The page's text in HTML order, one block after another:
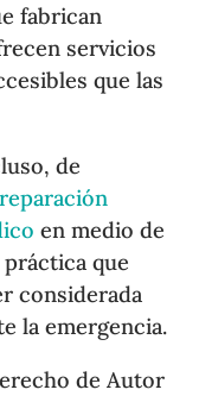
fabrican
servicios
que las
de
en medio de
práctica que
considerada
la emergencia.
de Autor